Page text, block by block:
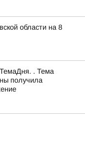
области на 8
. Тема
получила